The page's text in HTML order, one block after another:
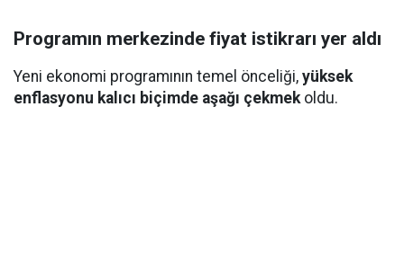
Programın merkezinde fiyat istikrarı yer aldı
Yeni ekonomi programının temel önceliği, yüksek
enflasyonu kalıcı biçimde aşağı çekmek oldu.